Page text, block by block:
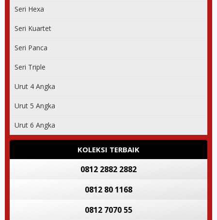
Seri Hexa
Seri Kuartet
Seri Panca
Seri Triple
Urut 4 Angka
Urut 5 Angka
Urut 6 Angka
KOLEKSI TERBAIK
0812 2882 2882
0812 80 1168
0812 7070 55